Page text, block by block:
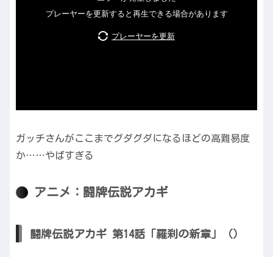
ガッチさんがここまでグダグダになるほどの高難易度
か……やばすぎる
アニメ：闘牌伝説アカギ
闘牌伝説アカギ 第14話「羅刹の新章」（）